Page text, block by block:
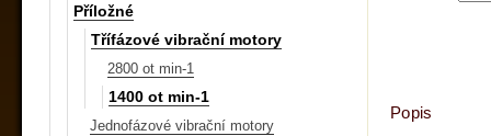
Příložné
Třífázové vibrační motory
2800 ot min-1
1400 ot min-1
Jednofázové vibrační motory
Popis